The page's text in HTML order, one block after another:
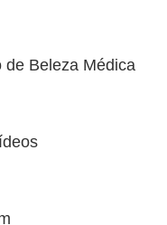
de Beleza Médica